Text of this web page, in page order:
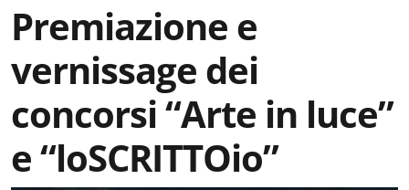
Premiazione e
vernissage dei
concorsi “Arte in luce”
e “loSCRITTOio”